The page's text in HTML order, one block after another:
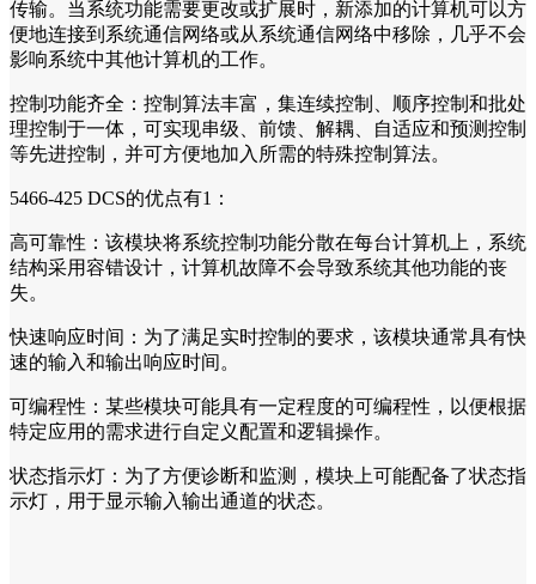
传输。当系统功能需要更改或扩展时，新添加的计算机可以方
便地连接到系统通信网络或从系统通信网络中移除，几乎不会
影响系统中其他计算机的工作。
控制功能齐全：控制算法丰富，集连续控制、顺序控制和批处
理控制于一体，可实现串级、前馈、解耦、自适应和预测控制
等先进控制，并可方便地加入所需的特殊控制算法。
5466-425 DCS的优点有1：
高可靠性：该模块将系统控制功能分散在每台计算机上，系统
结构采用容错设计，计算机故障不会导致系统其他功能的丧
失。
快速响应时间：为了满足实时控制的要求，该模块通常具有快
速的输入和输出响应时间。
可编程性：某些模块可能具有一定程度的可编程性，以便根据
特定应用的需求进行自定义配置和逻辑操作。
状态指示灯：为了方便诊断和监测，模块上可能配备了状态指
示灯，用于显示输入输出通道的状态。